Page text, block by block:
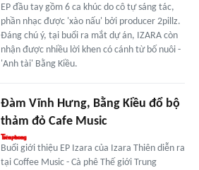
EP đầu tay gồm 6 ca khúc do cô tự sáng tác,
phần nhạc được 'xào nấu' bởi producer 2pillz.
Đáng chú ý, tại buổi ra mắt dự án, IZARA còn
nhận được nhiều lời khen có cánh từ bố nuôi -
'Anh tài' Bằng Kiều.
Đàm Vĩnh Hưng, Bằng Kiều đổ bộ
thảm đỏ Cafe Music
Buổi giới thiệu EP Izara của Izara Thiên diễn ra
tại Coffee Music - Cà phê Thế giới Trung